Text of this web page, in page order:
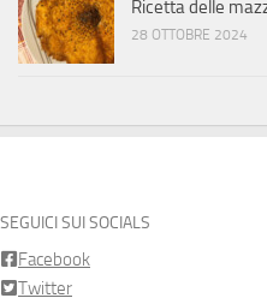
Ricetta delle
28 OTTOBRE 2024
SEGUICI SUI SOCIALS
Facebook
Twitter